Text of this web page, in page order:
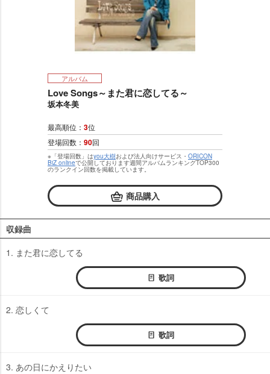
アルバム
Love Songs～また君に恋してる～
坂本冬美
最高順位： 3位
登場回数： 90回
※「登場回数」はyou大樹および法人向けサービス・ ORICON
BiZ onlineで公開しております週間アルバムランキングTOP300
のランクイン回数を掲載しています。
商品購入
収録曲
1. また君に恋してる
歌詞
2. 恋しくて
歌詞
3. あの日にかえりたい